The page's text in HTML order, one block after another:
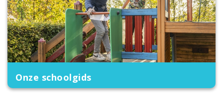
Onze schoolgids